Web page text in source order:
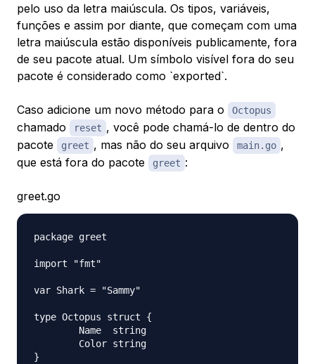
pelo uso da letra maiúscula. Os tipos, variáveis,
funções e assim por diante, que começam com uma
letra maiúscula estão disponíveis publicamente, fora
de seu pacote atual. Um símbolo visível fora do seu
pacote é considerado como `exported`.
Caso adicione um novo método para o Octopus
chamado reset , você pode chamá-lo de dentro do
pacote
greet , mas não do seu arquivo main.go ,
que está fora do pacote
greet :
greet.go
package greet
import "fmt"
var Shark = "Sammy"
type Octopus struct {
}